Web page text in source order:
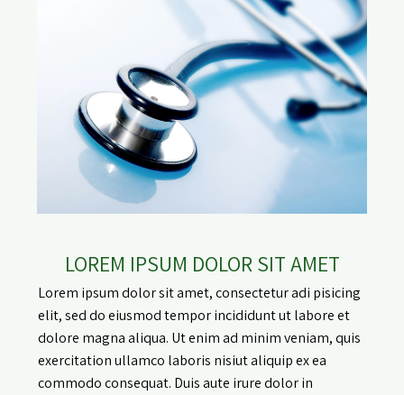
LOREM IPSUM DOLOR SIT AMET
Lorem ipsum dolor sit amet, consectetur adi pisicing
elit, sed do eiusmod tempor incididunt ut labore et
dolore magna aliqua. Ut enim ad minim veniam, quis
exercitation ullamco laboris nisiut aliquip ex ea
commodo consequat. Duis aute irure dolor in